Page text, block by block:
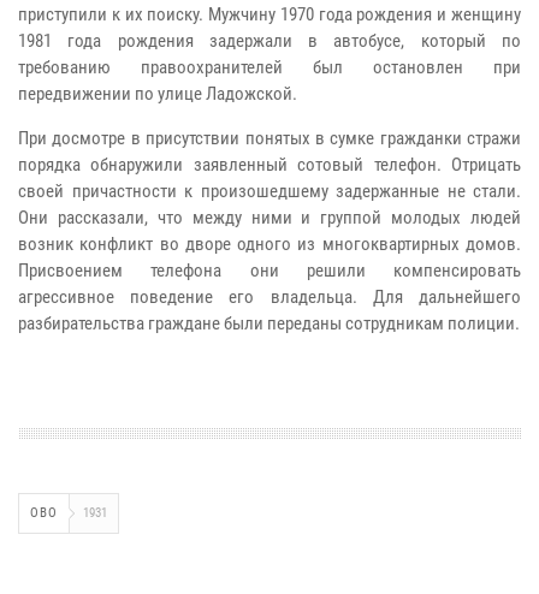
приступили к их поиску. Мужчину 1970 года рождения и женщину
1981 года рождения задержали в автобусе, который по
требованию правоохранителей был остановлен при
передвижении по улице Ладожской.
При досмотре в присутствии понятых в сумке гражданки стражи
порядка обнаружили заявленный сотовый телефон. Отрицать
своей причастности к произошедшему задержанные не стали.
Они рассказали, что между ними и группой молодых людей
возник конфликт во дворе одного из многоквартирных домов.
Присвоением телефона они решили компенсировать
агрессивное поведение его владельца. Для дальнейшего
разбирательства граждане были переданы сотрудникам полиции.
ОВО 1931